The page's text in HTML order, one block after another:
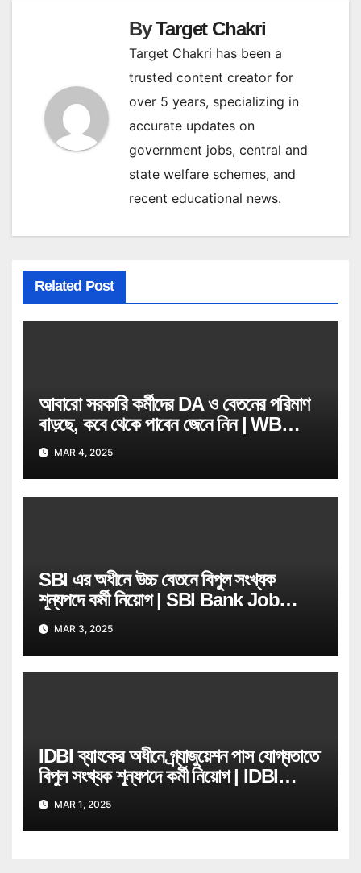
ByTarget Chakri
Target Chakri has been a
trusted content creator for
over 5 years, specializing in
accurate updates on
government jobs, central and
state welfare schemes, and
recent educational news.
Related Post
আবারো সরকারি কর্মীদের DA ও বেতনের পরিমাণ
বাড়ছে, কবে থেকে পাবেন জেনে নিন | WB
Govt Job Employee
MAR 4, 2025
SBI এর অধীনে উচ্চ বেতনে বিপুল সংখ্যক
শূন্যপদে কর্মী নিয়োগ | SBI Bank Job
Recruitment
MAR 3, 2025
IDBI ব্যাংকের অধীনে গ্ৰ্যাজুয়েশন পাস যোগ্যতাতে
বিপুল সংখ্যক শূন্যপদে কর্মী নিয়োগ | IDBI
Bank Job Recruitment
MAR 1, 2025